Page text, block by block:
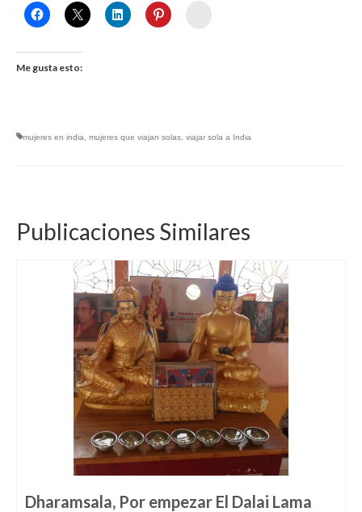
Me gusta esto:
mujeres en india mujeres que viajan solas viajar sola a India
Publicaciones Similares
Dharamsala, Por empezar El Dalai Lama